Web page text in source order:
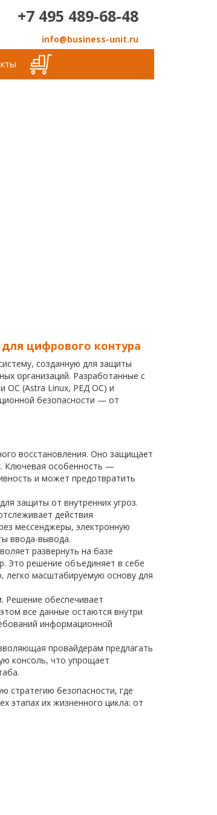
+7 495 489-68-48
info@business-unit.ru
цифрового контура
созданную для защиты
организаций. Разработанные с
ОС (Astra Linux, РЕД ОС) и
безопасности — от
восстановления. Оно защищает
Ключевая особенность —
и может предотвратить
защиты от внутренних угроз.
действия
мессенджеры, электронную
ввода-вывода.
развернуть на базе
Это решение объединяет в себе
легко масштабируемую основу для
обеспечивает
все данные остаются внутри
информационной
провайдерам предлагать
консоль, что упрощает
стратегию безопасности, где
этапах их жизненного цикла: от